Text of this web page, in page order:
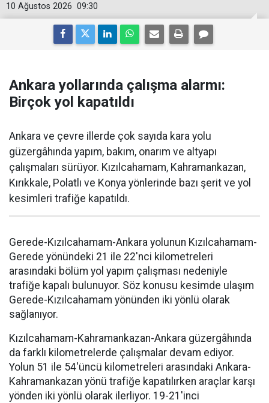
09:30
10 Ağustos 2026
Ankara yollarında çalışma alarmı:
Birçok yol kapatıldı
Ankara ve çevre illerde çok sayıda kara yolu
güzergâhında yapım, bakım, onarım ve altyapı
çalışmaları sürüyor. Kızılcahamam, Kahramankazan,
Kırıkkale, Polatlı ve Konya yönlerinde bazı şerit ve yol
kesimleri trafiğe kapatıldı.
Gerede-Kızılcahamam-Ankara yolunun Kızılcahamam-
Gerede yönündeki 21 ile 22'nci kilometreleri
arasındaki bölüm yol yapım çalışması nedeniyle
trafiğe kapalı bulunuyor. Söz konusu kesimde ulaşım
Gerede-Kızılcahamam yönünden iki yönlü olarak
sağlanıyor.
Kızılcahamam-Kahramankazan-Ankara güzergâhında
da farklı kilometrelerde çalışmalar devam ediyor.
Yolun 51 ile 54'üncü kilometreleri arasındaki Ankara-
Kahramankazan yönü trafiğe kapatılırken araçlar karşı
yönden iki yönlü olarak ilerliyor. 19-21'inci